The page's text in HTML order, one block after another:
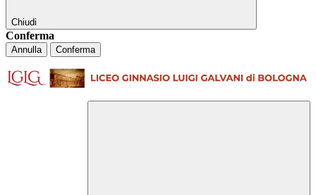
Chiudi
Conferma
Annulla Conferma